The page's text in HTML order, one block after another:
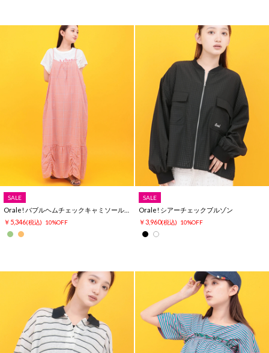
SALE
￥5,346(税込) 10%OFF
SALE
Orale! シアーチェックブルゾン
￥3,960(税込) 10%OFF